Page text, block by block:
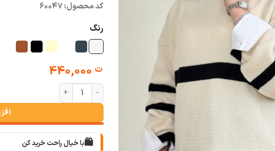
کد محصول:۶۰۰۴۷
رنگ
ت
بلوز بافت لاین عدد
🛍️با خیال راحت خرید کن